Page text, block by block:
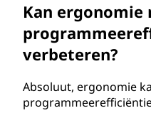
Kan ergonomie
verbeteren?
Absoluut, ergonomie